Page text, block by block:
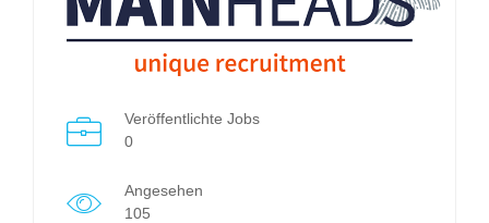
Veröffentlichte Jobs
0
Angesehen
105